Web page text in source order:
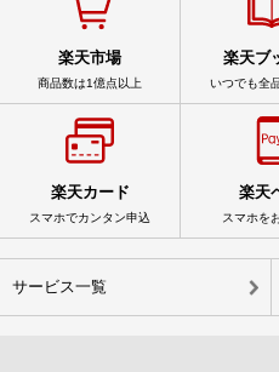
楽天市場
商品数は1億点以上
楽天ブ
いつでも全
楽天カード
スマホでカンタン申込
楽天
スマホを
サービス一覧